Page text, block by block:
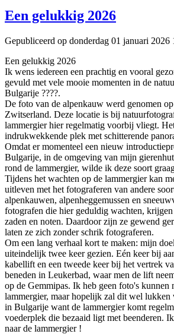
Een gelukkig 2026
Gepubliceerd op donderdag 01 januari 2026
Een gelukkig 2026
Ik wens iedereen een prachtig en vooral
gevuld met vele mooie momenten in de
Bulgarije ????.
De foto van de alpenkauw werd genomen
Zwitserland. Deze locatie is bij
lammergier hier regelmatig voorbij vliegt.
indrukwekkende plek met schitterende
Omdat er momenteel een nieuw
Bulgarije, in de omgeving van mijn
rond de lammergier, wilde ik deze soort
Tijdens het wachten op de lammergier kan
uitleven met het fotograferen van andere
alpenkauwen, alpenheggemussen en
fotografen die hier geduldig wachten,
zaden en noten. Daardoor zijn ze gewend
laten ze zich zonder schrik fotograferen.
Om een lang verhaal kort te maken: mijn
uiteindelijk twee keer gezien. Eén keer bij
kabellift en een tweede keer bij het vertrek
beneden in Leukerbad, waar men de lift
op de Gemmipas. Ik heb geen foto's kunnen
lammergier, maar hopelijk zal dit wel
in Bulgarije want de lammergier komt
voederplek die bezaaid ligt met beenderen.
naar de lammergier !